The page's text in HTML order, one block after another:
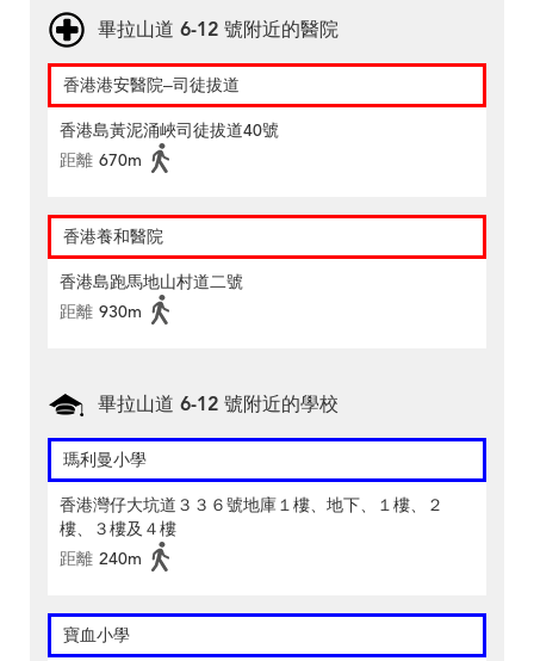
畢拉山道 6-12 號附近的醫院
香港港安醫院–司徒拔道
香港島黃泥涌峽司徒拔道40號
距離 670m
香港養和醫院
香港島跑馬地山村道二號
距離 930m
畢拉山道 6-12 號附近的學校
瑪利曼小學
香港灣仔大坑道３３６號地庫１樓、地下、１樓、２
樓、３樓及４樓
距離 240m
寶血小學